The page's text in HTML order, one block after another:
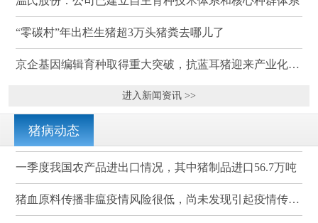
“零碳村”年出栏生猪超3万头猪粪去哪儿了
京企基因编辑育种取得重大突破，抗蓝耳猪迎来产业化临界点
进入新闻资讯 >>
猪病动态
一季度我国农产品进出口情况，其中猪制品进口56.7万吨
猪血原料传播非瘟疫情风险很低，尚未发现引起疫情传播的案例